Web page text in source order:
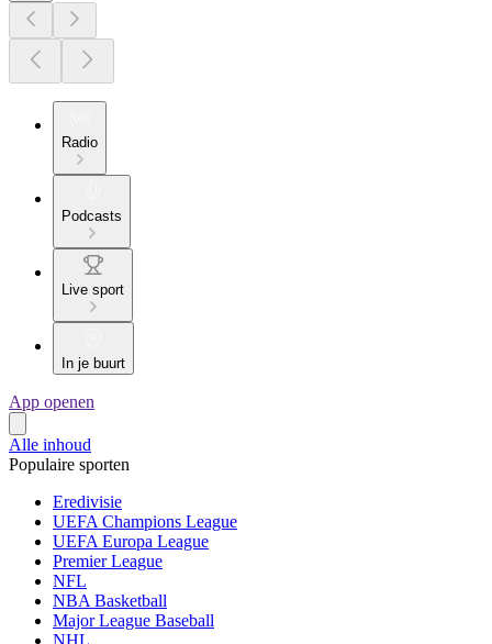
Radio
Podcasts
Live sport
In je buurt
App openen
Alle inhoud
Populaire sporten
Eredivisie
UEFA Champions League
UEFA Europa League
Premier League
NFL
NBA Basketball
Major League Baseball
NHL